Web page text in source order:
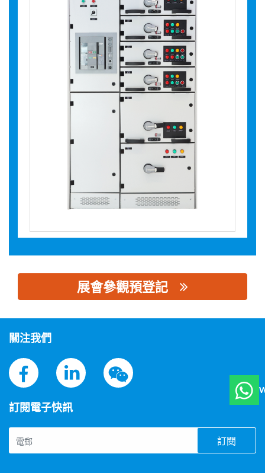
展會參觀預登記
關注我們
訂閱電子快訊
訂閱